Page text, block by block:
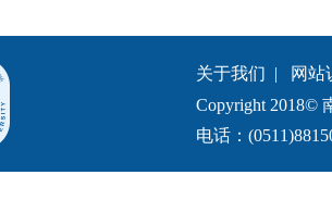
关于我们 | 网站
Copyright 2018©
电话：